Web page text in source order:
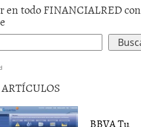
en todo FINANCIALRED con
ARTÍCULOS
BBVA Tu